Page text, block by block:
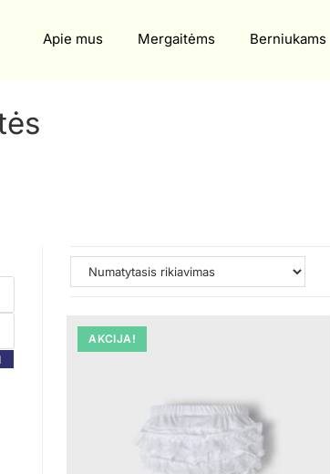
Apie mus Mergaitėms Berniukams
AKCIJA!